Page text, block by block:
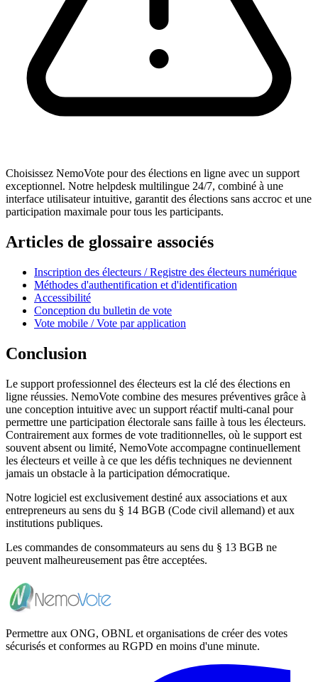
Choisissez NemoVote pour des élections en ligne avec un support
exceptionnel. Notre helpdesk multilingue 24/7, combiné à une
interface utilisateur intuitive, garantit des élections sans accroc et une
participation maximale pour tous les participants.
Articles de glossaire associés
Inscription des électeurs / Registre des électeurs numérique
Méthodes d'authentification et d'identification
Accessibilité
Conception du bulletin de vote
Vote mobile / Vote par application
Conclusion
Le support professionnel des électeurs est la clé des élections en
ligne réussies. NemoVote combine des mesures préventives grâce à
une conception intuitive avec un support réactif multi-canal pour
permettre une participation électorale sans faille à tous les électeurs.
Contrairement aux formes de vote traditionnelles, où le support est
souvent absent ou limité, NemoVote accompagne continuellement
les électeurs et veille à ce que les défis techniques ne deviennent
jamais un obstacle à la participation démocratique.
Notre logiciel est exclusivement destiné aux associations et aux
entrepreneurs au sens du § 14 BGB (Code civil allemand) et aux
institutions publiques.
Les commandes de consommateurs au sens du § 13 BGB ne
peuvent malheureusement pas être acceptées.
Permettre aux ONG, OBNL et organisations de créer des votes
sécurisés et conformes au RGPD en moins d'une minute.